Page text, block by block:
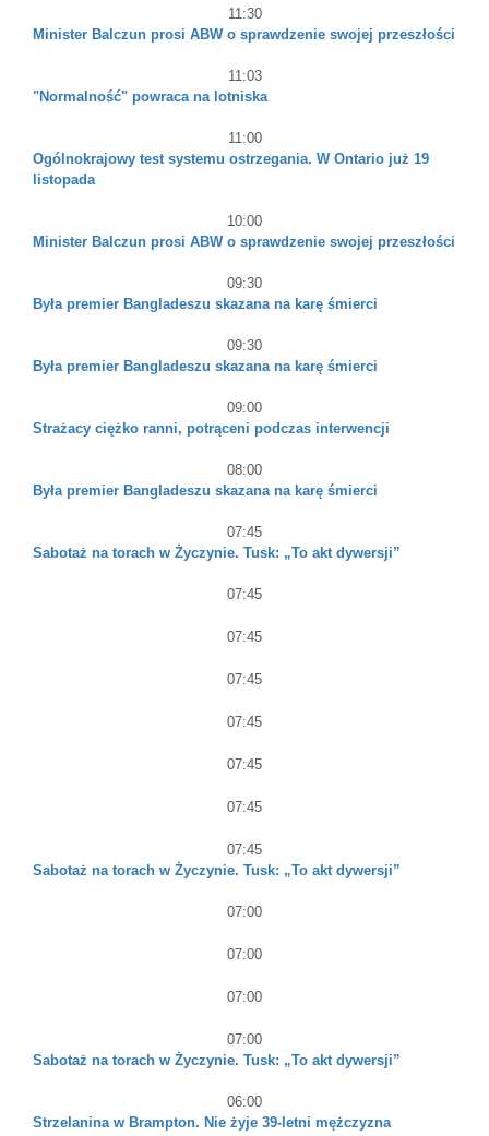
11:30
Minister Balczun prosi ABW o sprawdzenie swojej przeszłości
11:03
"Normalność" powraca na lotniska
11:00
Ogólnokrajowy test systemu ostrzegania. W Ontario już 19
listopada
10:00
Minister Balczun prosi ABW o sprawdzenie swojej przeszłości
09:30
Była premier Bangladeszu skazana na karę śmierci
09:30
Była premier Bangladeszu skazana na karę śmierci
09:00
Strażacy ciężko ranni, potrąceni podczas interwencji
08:00
Była premier Bangladeszu skazana na karę śmierci
07:45
Sabotaż na torach w Życzynie. Tusk: „To akt dywersji”
07:45
07:45
07:45
07:45
07:45
07:45
07:45
Sabotaż na torach w Życzynie. Tusk: „To akt dywersji”
07:00
07:00
07:00
07:00
Sabotaż na torach w Życzynie. Tusk: „To akt dywersji”
06:00
Strzelanina w Brampton. Nie żyje 39-letni mężczyzna